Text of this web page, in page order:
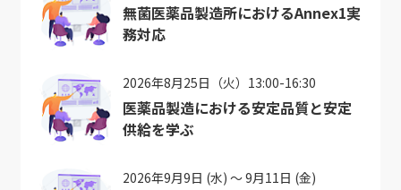
無菌医薬品製造所におけるAnnex1実
務対応
2026年8月25日（火）13:00-16:30
医薬品製造における安定品質と安定
供給を学ぶ
2026年9月9日 (水) ～ 9月11日 (金)